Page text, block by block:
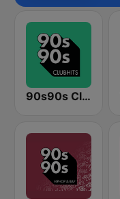
90s90s Clubhits